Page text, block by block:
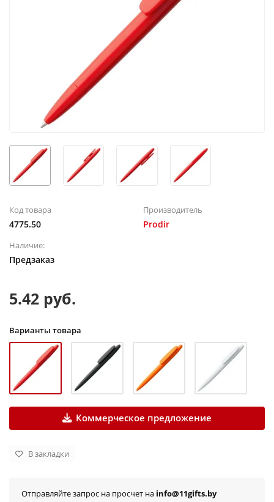
Код товара
4775.50
Производитель
Prodir
Наличие:
Предзаказ
5.42 руб.
Варианты товара
Коммерческое предложение
В закладки
Отправляйте запрос на просчет на info@11gifts.by